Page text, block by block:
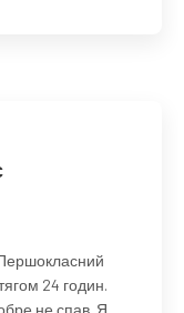
24 годин.
не спав. Я